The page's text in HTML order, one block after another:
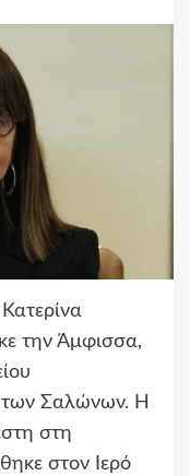
την Άμφισσα,
των Σαλώνων. Η
στη
στον Ιερό